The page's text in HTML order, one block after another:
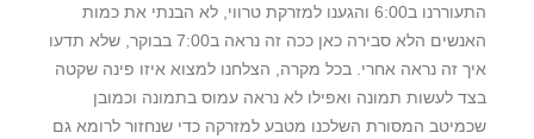
התעוררנו ב6:00 והגענו למזרקת טרווי, לא הבנתי את כמות
האנשים הלא סבירה כאן ככה זה נראה ב7:00 בבוקר, שלא תדעו
איך זה נראה אחרי. בכל מקרה, הצלחנו למצוא איזו פינה שקטה
בצד לעשות תמונה ואפילו לא נראה עמוס בתמונה וכמובן
שכמיטב המסורת השלכנו מטבע למזרקה כדי שנחזור לרומא גם